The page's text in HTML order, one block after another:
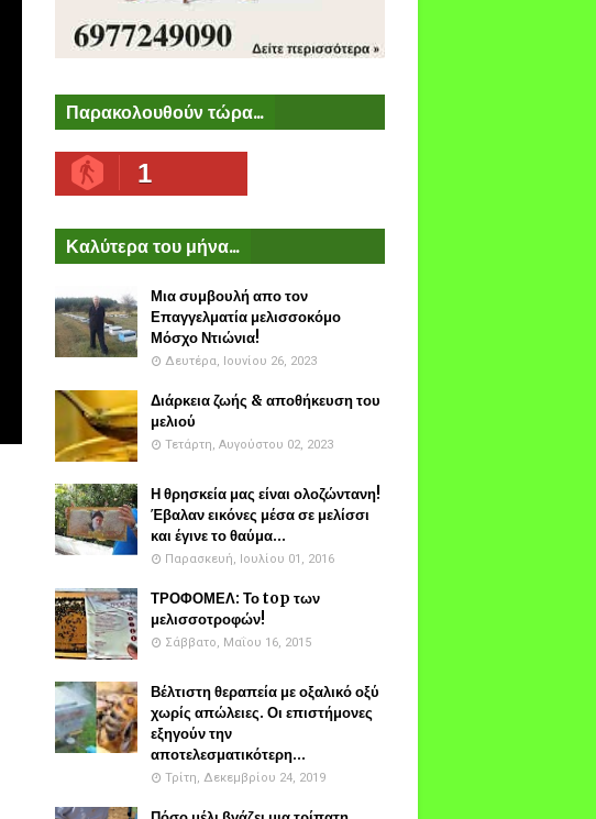
Παρακολουθούν τώρα...
1
Καλύτερα του μήνα...
Μια συμβουλή απο τον
Επαγγελματία μελισσοκόμο
Μόσχο Ντιώνια!
Δευτέρα, Ιουνίου 26, 2023
Διάρκεια ζωής & αποθήκευση του
μελιού
Τετάρτη, Αυγούστου 02, 2023
Η θρησκεία μας είναι ολοζώντανη!
Έβαλαν εικόνες μέσα σε μελίσσι
και έγινε το θαύμα...
Παρασκευή, Ιουλίου 01, 2016
ΤΡΟΦΟΜΕΛ: Το top των
μελισσοτροφών!
Σάββατο, Μαΐου 16, 2015
Βέλτιστη θεραπεία με οξαλικό οξύ
χωρίς απώλειες. Οι επιστήμονες
εξηγούν την
αποτελεσματικότερη...
Τρίτη, Δεκεμβρίου 24, 2019